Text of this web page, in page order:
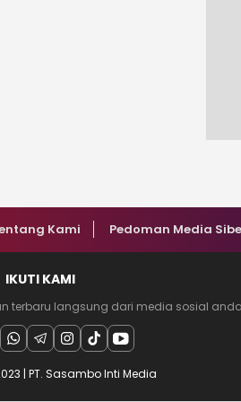
Kami Pedoman Media
IKUTI KAMI
terbaru langsung dari media sosial anda
| PT. Sasambo Inti Media